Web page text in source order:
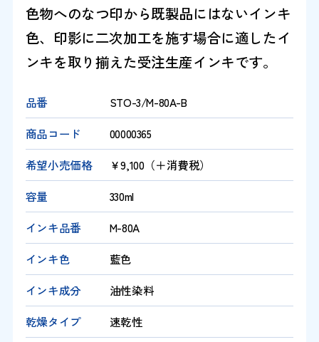
色物へのなつ印から既製品にはないインキ
色、印影に二次加工を施す場合に適したイ
ンキを取り揃えた受注生産インキです。
品番
STO-3/M-80A-B
商品コード
00000365
希望小売価格
￥9,100（＋消費税）
容量
330ml
インキ品番
M-80A
インキ色
藍色
インキ成分
油性染料
乾燥タイプ
速乾性